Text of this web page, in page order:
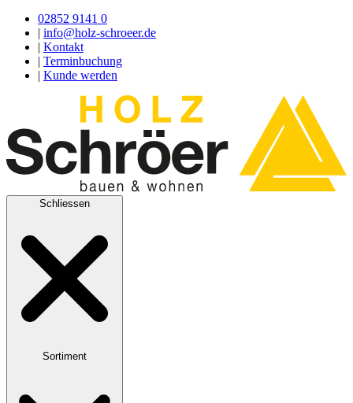
02852 9141 0
info@holz-schroeer.de
Kontakt
Terminbuchung
Kunde werden
Schliessen
Sortiment